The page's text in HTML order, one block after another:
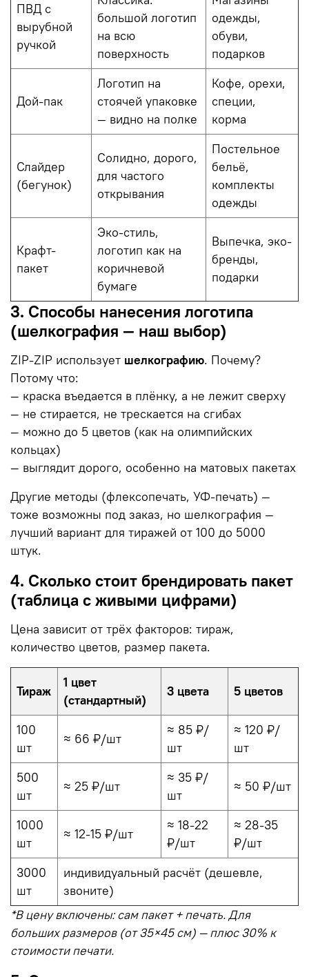
ПВД с
вырубной
ручкой
большой логотип
на всю
поверхность
одежды,
обуви,
подарков
Дой-пак
Логотип на
стоячей упаковке
— видно на полке
Кофе, орехи,
специи,
корма
Слайдер
(бегунок)
Солидно, дорого,
для частого
открывания
Постельное
бельё,
комплекты
одежды
Крафт-
пакет
Эко-стиль,
логотип как на
коричневой
бумаге
Выпечка, эко-
бренды,
подарки
3. Способы нанесения логотипа
(шелкография — наш выбор)
ZIP-ZIP использует шелкографию. Почему?
Потому что:
— краска въедается в плёнку, а не лежит сверху
— не стирается, не трескается на сгибах
— можно до 5 цветов (как на олимпийских
кольцах)
— выглядит дорого, особенно на матовых пакетах
Другие методы (флексопечать, УФ-печать) —
тоже возможны под заказ, но шелкография —
лучший вариант для тиражей от 100 до 5000
штук.
4. Сколько стоит брендировать пакет
(таблица с живыми цифрами)
Цена зависит от трёх факторов: тираж,
количество цветов, размер пакета.
Тираж
1 цвет
(стандартный)
3 цвета 5 цветов
100
шт
≈ 66 ₽/шт
≈ 85 ₽/
шт
≈ 120 ₽/
шт
500
шт
≈ 25 ₽/шт
≈ 35 ₽/
шт
≈ 50 ₽/шт
1000
шт
≈ 12-15 ₽/шт
≈ 18-22
₽/шт
≈ 28-35
₽/шт
3000
шт
индивидуальный расчёт (дешевле,
звоните)
*В цену включены: сам пакет + печать. Для
больших размеров (от 35×45 см) — плюс 30% к
стоимости печати.